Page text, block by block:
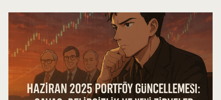
Etiket:
<span>eurobond
stratejisi</span>